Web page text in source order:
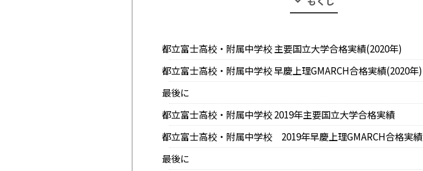
都立富士高校・附属中学校 主要国立大学合格実績(2020年)
都立富士高校・附属中学校 早慶上理GMARCH合格実績(2020年)
最後に
都立富士高校・附属中学校 2019年主要国立大学合格実績
都立富士高校・附属中学校 2019年早慶上理GMARCH合格実績
最後に